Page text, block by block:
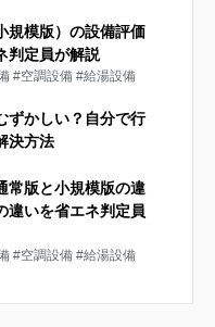
規模版）の設備評価
判定員が解説
#空調設備 #給湯設備
ずかしい？自分で行
決方法
常版と小規模版の違
違いを省エネ判定員
#空調設備 #給湯設備